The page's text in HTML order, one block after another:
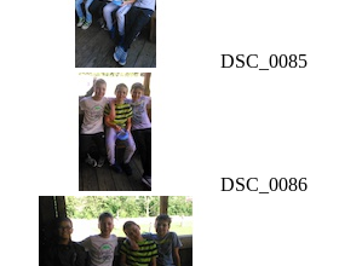
DSC_0085
DSC_0086